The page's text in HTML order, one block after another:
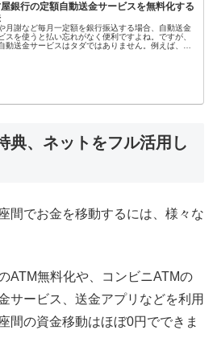
銀行の定額自動送金サービスを無料化する
月謝など毎月一定額を銀行振込する場合、自動送金
スを使うと払い忘れがなく便利ですよね。ですが、
動送金サービスはタダではありません。例えば、振
典、ネットをフル活用し
間でお金を移動するには、様々な
ATM無料化や、コンビニATMの
サービス、送金アプリなどを利用
間の資金移動はほぼ0円でできま